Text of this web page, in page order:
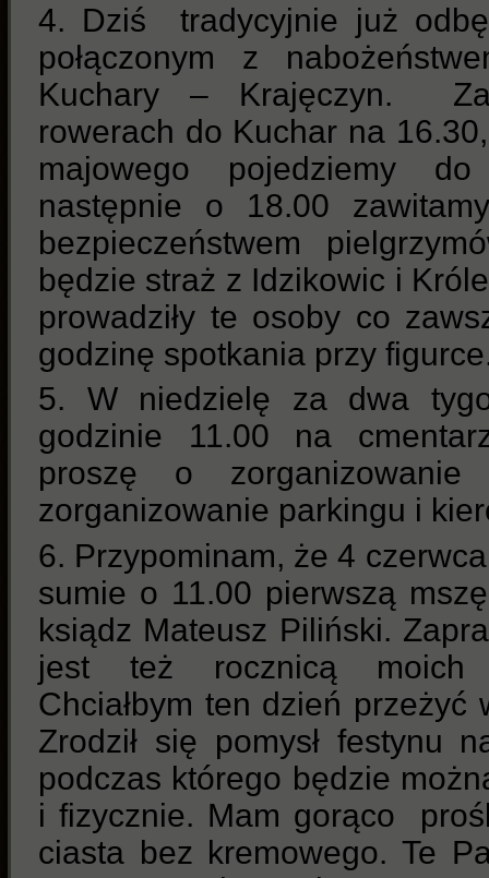
4. Dziś tradycyjnie już
połączonym z
Kuchary – Krajęczyn.
rowerach do Kuchar na
majowego pojedziemy
następnie o 18.00
bezpieczeństwem
będzie straż z Idzikowic i
prowadziły te osoby co
godzinę spotkania przy
5. W niedzielę za dwa
godzinie 11.00 na
proszę o
zorganizowanie parkingu i
6. Przypominam, że 4
sumie o 11.00 pierwszą
ksiądz Mateusz Piliński.
jest też rocznicą moich
Chciałbym ten dzień przeżyć
Zrodził się pomysł festynu
podczas którego będzie
i fizycznie. Mam gorąco
ciasta bez kremowego. Te